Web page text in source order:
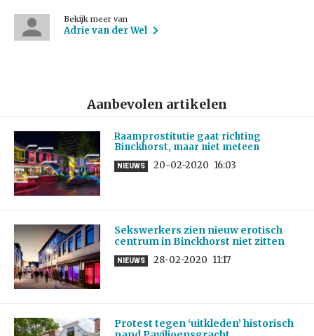
Bekijk meer van
Adrie van der Wel
Aanbevolen artikelen
Raamprostitutie gaat richting
Binckhorst, maar niet meteen
NIEUWS 20-02-2020 16:03
Sekswerkers zien nieuw erotisch
centrum in Binckhorst niet zitten
NIEUWS 28-02-2020 11:17
Protest tegen ‘uitkleden’ historisch